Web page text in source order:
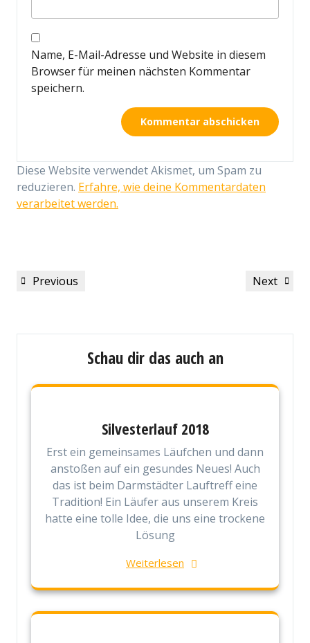
Name, E-Mail-Adresse und Website in diesem
Browser für meinen nächsten Kommentar
speichern.
Diese Website verwendet Akismet, um Spam zu
reduzieren. Erfahre, wie deine Kommentardaten
verarbeitet werden.
Beitragsnavigation
Previous
Previous
Next
Next
Schau dir das auch an
Silvesterlauf 2018
Erst ein gemeinsames Läufchen und dann
anstoßen auf ein gesundes Neues! Auch
das ist beim Darmstädter Lauftreff eine
Tradition! Ein Läufer aus unserem Kreis
hatte eine tolle Idee, die uns eine trockene
Lösung
Weiterlesen